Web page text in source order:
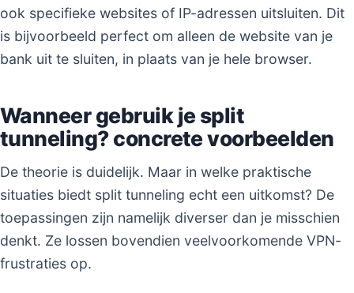
ook specifieke websites of IP-adressen uitsluiten. Dit
is bijvoorbeeld perfect om alleen de website van je
bank uit te sluiten, in plaats van je hele browser.
Wanneer gebruik je split
tunneling? concrete voorbeelden
De theorie is duidelijk. Maar in welke praktische
situaties biedt split tunneling echt een uitkomst? De
toepassingen zijn namelijk diverser dan je misschien
denkt. Ze lossen bovendien veelvoorkomende VPN-
frustraties op.